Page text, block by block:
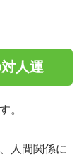
人運
。
人間関係に